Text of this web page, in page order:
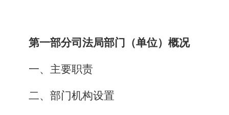
第一部分司法局部门（单位）概况
一、主要职责
二、部门机构设置